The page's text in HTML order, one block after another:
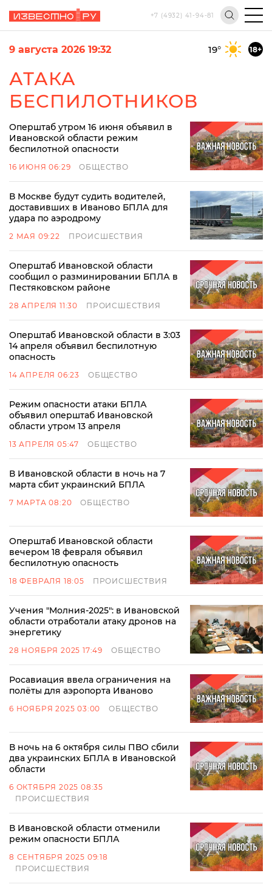
+7 (4932) 41-94-81
9 августа 2026 19:32 19° 18+
АТАКА
БЕСПИЛОТНИКОВ
Оперштаб утром 16 июня объявил в
Ивановской области режим
беспилотной опасности
16 ИЮНЯ 06:29 ОБЩЕСТВО
В Москве будут судить водителей,
доставивших в Иваново БПЛА для
удара по аэродрому
2 МАЯ 09:22 ПРОИСШЕСТВИЯ
Оперштаб Ивановской области
сообщил о разминировании БПЛА в
Пестяковском районе
28 АПРЕЛЯ 11:30 ПРОИСШЕСТВИЯ
Оперштаб Ивановской области в 3:03
14 апреля объявил беспилотную
опасность
14 АПРЕЛЯ 06:23 ОБЩЕСТВО
Режим опасности атаки БПЛА
объявил оперштаб Ивановской
области утром 13 апреля
13 АПРЕЛЯ 05:47 ОБЩЕСТВО
В Ивановской области в ночь на 7
марта сбит украинский БПЛА
7 МАРТА 08:20 ОБЩЕСТВО
Оперштаб Ивановской области
вечером 18 февраля объявил
беспилотную опасность
18 ФЕВРАЛЯ 18:05 ПРОИСШЕСТВИЯ
Учения "Молния-2025": в Ивановской
области отработали атаку дронов на
энергетику
28 НОЯБРЯ 2025 17:49 ОБЩЕСТВО
Росавиация ввела ограничения на
полёты для аэропорта Иваново
6 НОЯБРЯ 2025 03:00 ОБЩЕСТВО
В ночь на 6 октября силы ПВО сбили
два украинских БПЛА в Ивановской
области
6 ОКТЯБРЯ 2025 08:35
ПРОИСШЕСТВИЯ
В Ивановской области отменили
режим опасности БПЛА
8 СЕНТЯБРЯ 2025 09:18
ПРОИСШЕСТВИЯ